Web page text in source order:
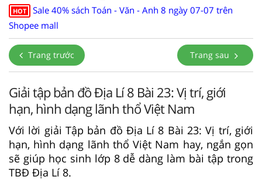
HOT
Sale 40% sách Toán - Văn - Anh 8 ngày 07-07 trên
Shopee mall
Trang trước Trang sau
Giải tập bản đồ Địa Lí 8 Bài 23: Vị trí, giới
hạn, hình dạng lãnh thổ Việt Nam
Với lời giải Tập bản đồ Địa Lí 8 Bài 23: Vị trí, giới
hạn, hình dạng lãnh thổ Việt Nam hay, ngắn gọn
sẽ giúp học sinh lớp 8 dễ dàng làm bài tập trong
TBĐ Địa Lí 8.